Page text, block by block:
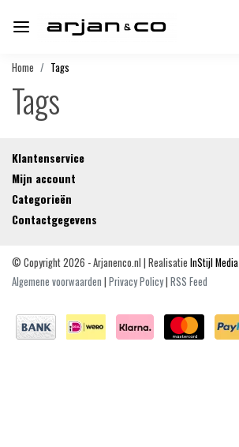
Home Tags
Tags
Klantenservice
Mijn account
Categorieën
Contactgegevens
© Copyright 2026 - Arjanenco.nl | Realisatie InStijl Media
Algemene voorwaarden | Privacy Policy| RSS Feed